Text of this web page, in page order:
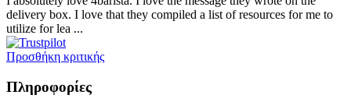
delivery box. I love that they compiled a list of resources for me to
utilize for lea ...
Προσθήκη κριτικής
Πληροφορίες